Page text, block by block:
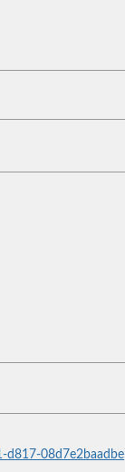
d817-08d7e2baadbe